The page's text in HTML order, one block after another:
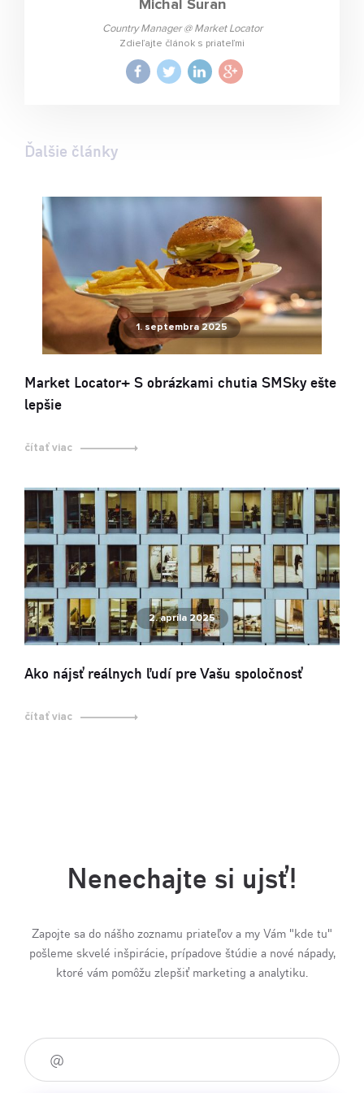
Michal Suran
Country Manager @ Market Locator
Zdieľajte článok s priateľmi
Ďalšie články
1. septembra 2025
Market Locator+ S obrázkami chutia SMSky ešte
lepšie
čítať viac
2. apríla 2025
Ako nájsť reálnych ľudí pre Vašu spoločnosť
čítať viac
Nenechajte si ujsť!
Zapojte sa do nášho zoznamu priateľov a my Vám "kde tu"
pošleme skvelé inšpirácie, prípadove štúdie a nové nápady,
ktoré vám pomôžu zlepšiť marketing a analytiku.